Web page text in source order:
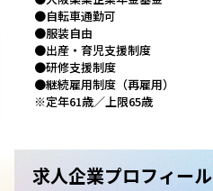
●自転車通勤可
●服装自由
●出産・育児支援制度
●研修支援制度
●継続雇用制度（再雇用）
※定年61歳／上限65歳
求人企業プロフィール